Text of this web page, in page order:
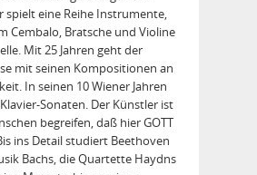
spielt eine Reihe Instrumente,
Cembalo, Bratsche und Violine
Mit 25 Jahren geht der
mit seinen Kompositionen an
In seinen 10 Wiener Jahren
Sonaten. Der Künstler ist
begreifen, daß hier GOTT
ins Detail studiert Beethoven
Bachs, die Quartette Haydns